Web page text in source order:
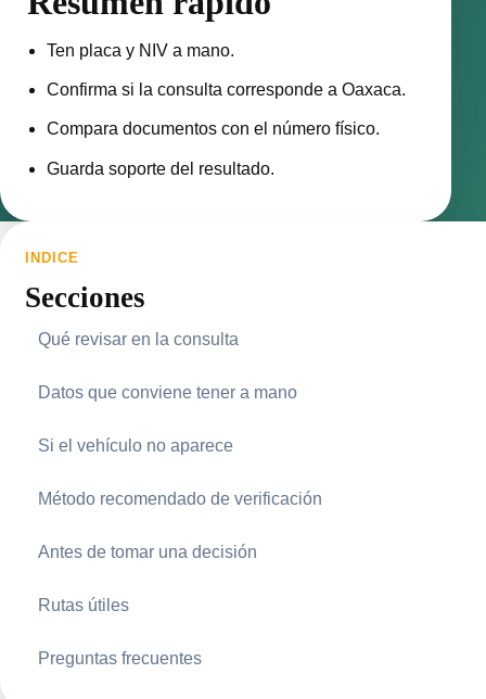
Ten placa y NIV a mano.
Confirma si la consulta corresponde a Oaxaca.
Compara documentos con el número físico.
Guarda soporte del resultado.
INDICE
Secciones
Qué revisar en la consulta
Datos que conviene tener a mano
Si el vehículo no aparece
Método recomendado de verificación
Antes de tomar una decisión
Rutas útiles
Preguntas frecuentes